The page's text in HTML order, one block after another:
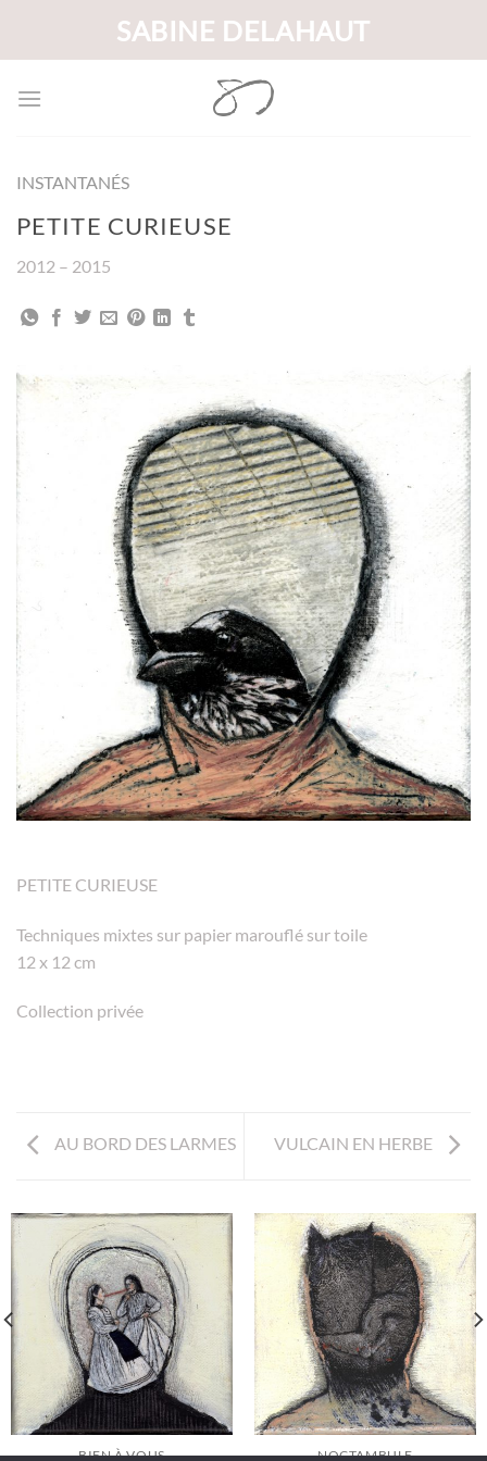
contenu
SABINE DELAHAUT
INSTANTANÉS
PETITE CURIEUSE
2012 – 2015
PETITE CURIEUSE
Techniques mixtes sur papier marouflé sur toile
12 x 12 cm
Collection privée
AU BORD DES LARMES VULCAIN EN HERBE
BIEN À VOUS NOCTAMBULE